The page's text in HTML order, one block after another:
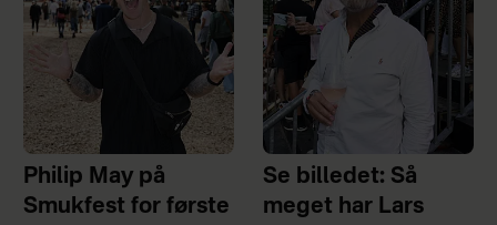
Philip May på
Smukfest for første
Se billedet: Så
meget har Lars